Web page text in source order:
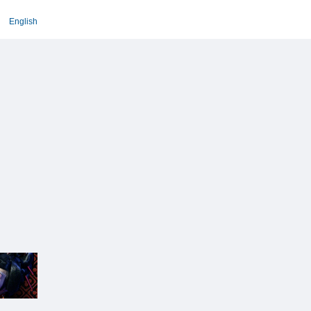
English